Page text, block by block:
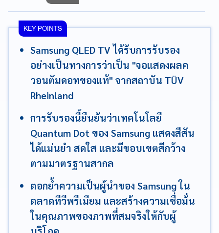
KEY POINTS
Samsung QLED TV ได้รับการรับรอง
อย่างเป็นทางการว่าเป็น "จอแสดงผลค
วอนตัมดอทของแท้" จากสถาบัน TÜV
Rheinland
การรับรองนี้ยืนยันว่าเทคโนโลยี
Quantum Dot ของ Samsung แสดงสีสัน
ได้แม่นยำ สดใส และมีขอบเขตสีกว้าง
ตามมาตรฐานสากล
ตอกย้ำความเป็นผู้นำของ Samsung ใน
ตลาดทีวีพรีเมียม และสร้างความเชื่อมั่น
ในคุณภาพของภาพที่สมจริงให้กับผู้